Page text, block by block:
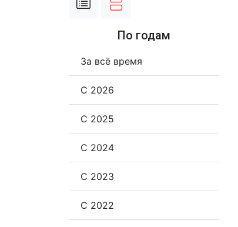
По годам
За всё время
С 2026
С 2025
С 2024
С 2023
С 2022